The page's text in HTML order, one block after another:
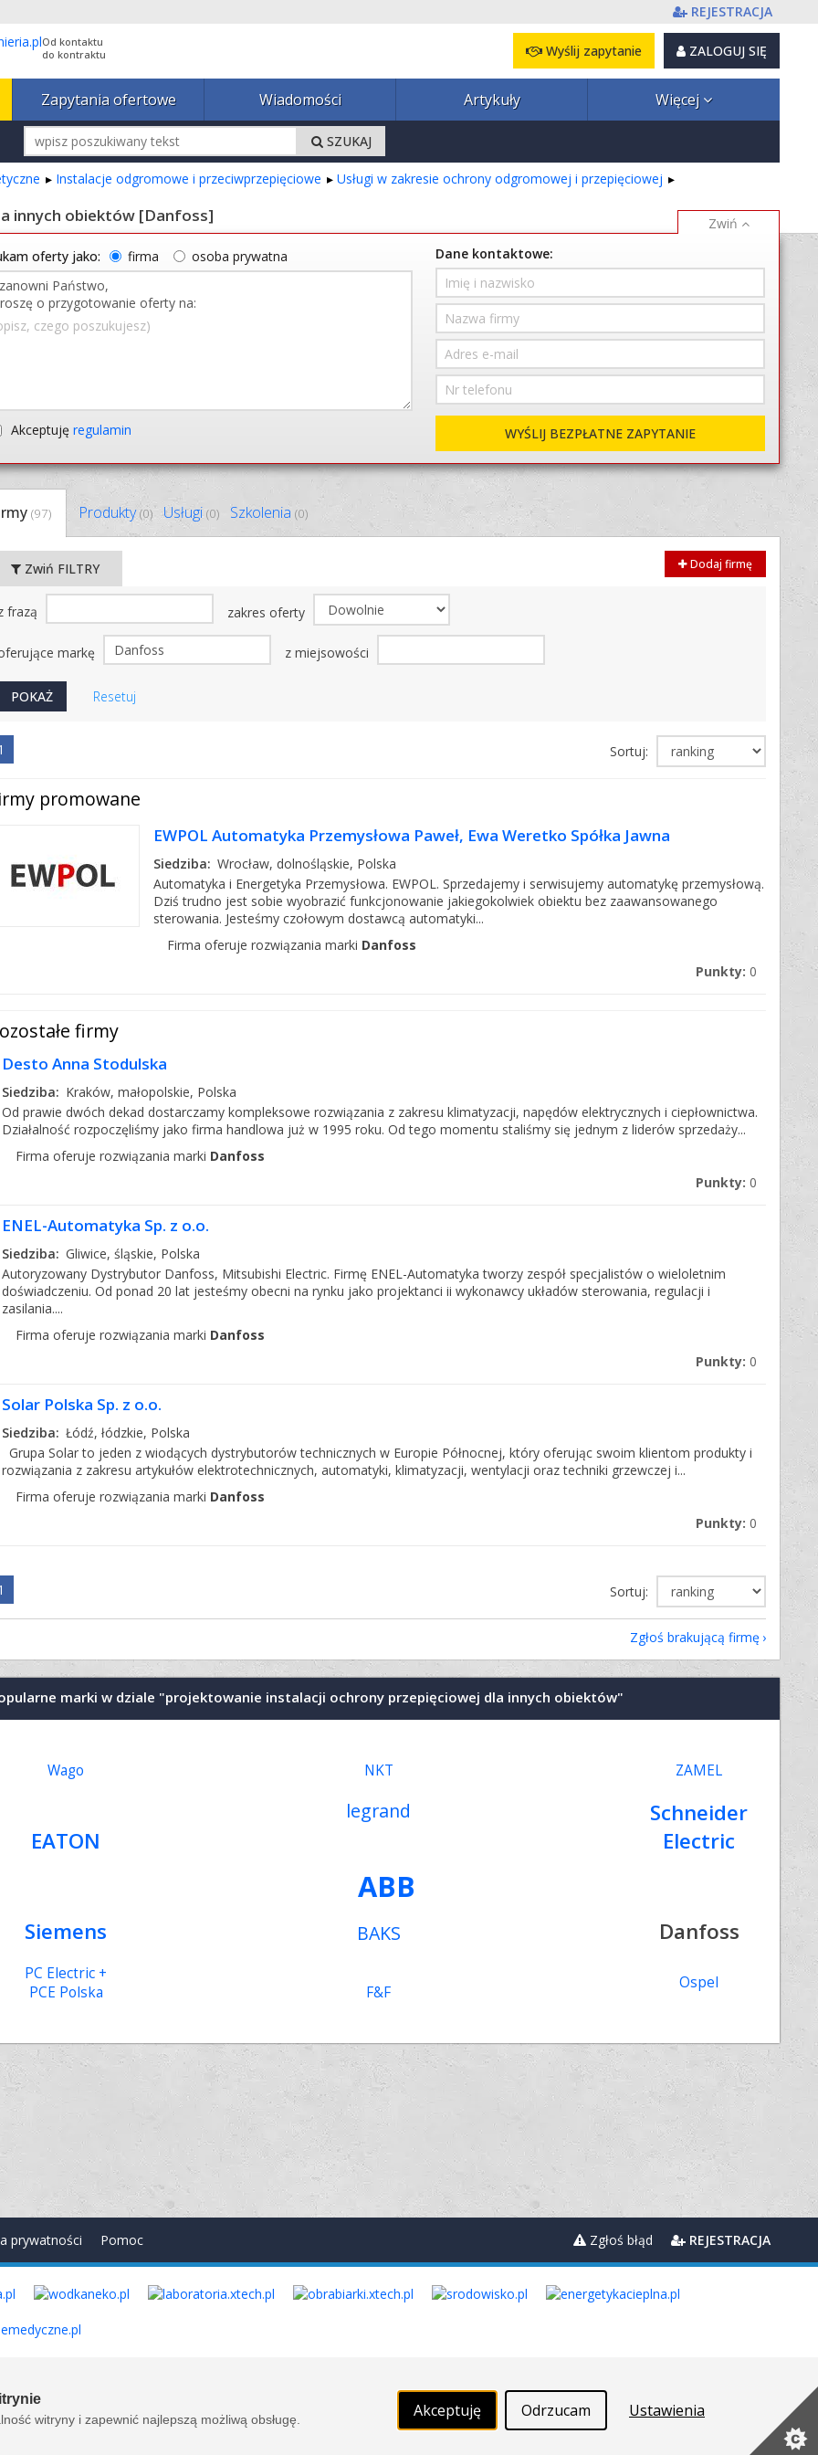
witryny i zapewnić najlepszą możliwą obsługę. Akceptuję Odrzucam Ustawienia
REJESTRACJA
Od kontaktu
do kontraktu
ZALOGUJ SIĘ
Wyślij zapytanie
Zapytania ofertowe Wiadomości Artykuły Więcej
SZUKAJ
Instalacje odgromowe i przeciwprzepięciowe Usługi w zakresie ochrony odgromowej i przepięciowej
innych obiektów [Danfoss]
(97) Produkty(0) Usługi (0) Szkolenia (0)
Dodaj firmę
Zwiń FILTRY
frazą zakres oferty
markę z miejsowości
Resetuj
Sortuj:
promowane
EWPOL Automatyka Przemysłowa Paweł, Ewa Weretko Spółka Jawna
Siedziba: Wrocław, dolnośląskie, Polska
Automatyka i Energetyka Przemysłowa. EWPOL. Sprzedajemy i serwisujemy automatykę przemysłową.
Dziś trudno jest sobie wyobrazić funkcjonowanie jakiegokolwiek obiektu bez zaawansowanego
sterowania. Jesteśmy czołowym dostawcą automatyki...
Firma oferuje rozwiązania marki Danfoss
Punkty: 0
firmy
Desto Anna Stodulska
Siedziba: Kraków, małopolskie, Polska
Od prawie dwóch dekad dostarczamy kompleksowe rozwiązania z zakresu klimatyzacji, napędów elektrycznych i ciepłownictwa.
Działalność rozpoczęliśmy jako firma handlowa już w 1995 roku. Od tego momentu staliśmy się jednym z liderów sprzedaży...
Firma oferuje rozwiązania marki Danfoss
Punkty: 0
ENEL-Automatyka Sp. z o.o.
Siedziba: Gliwice, śląskie, Polska
Autoryzowany Dystrybutor Danfoss, Mitsubishi Electric. Firmę ENEL-Automatyka tworzy zespół specjalistów o wieloletnim
doświadczeniu. Od ponad 20 lat jesteśmy obecni na rynku jako projektanci ii wykonawcy układów sterowania, regulacji i
zasilania....
Firma oferuje rozwiązania marki Danfoss
Punkty: 0
Solar Polska Sp. z o.o.
Siedziba: Łódź, łódzkie, Polska
Grupa Solar to jeden z wiodących dystrybutorów technicznych w Europie Północnej, który oferując swoim klientom produkty i
rozwiązania z zakresu artykułów elektrotechnicznych, automatyki, klimatyzacji, wentylacji oraz techniki grzewczej i...
Firma oferuje rozwiązania marki Danfoss
Punkty: 0
Sortuj:
Zgłoś brakującą firmę
marki w dziale "projektowanie instalacji ochrony przepięciowej dla innych obiektów"
ABB
EATON
Schneider
Electric
Siemens Danfoss
legrand
BAKS
Wago NKT ZAMEL
PC Electric +
PCE Polska
F&F
Ospel
oferty jako: firma osoba prywatna
czego poszukujesz)
Akceptuję regulamin
Dane kontaktowe:
WYŚLIJ BEZPŁATNE ZAPYTANIE
prywatności Pomoc Zgłoś błąd REJESTRACJA